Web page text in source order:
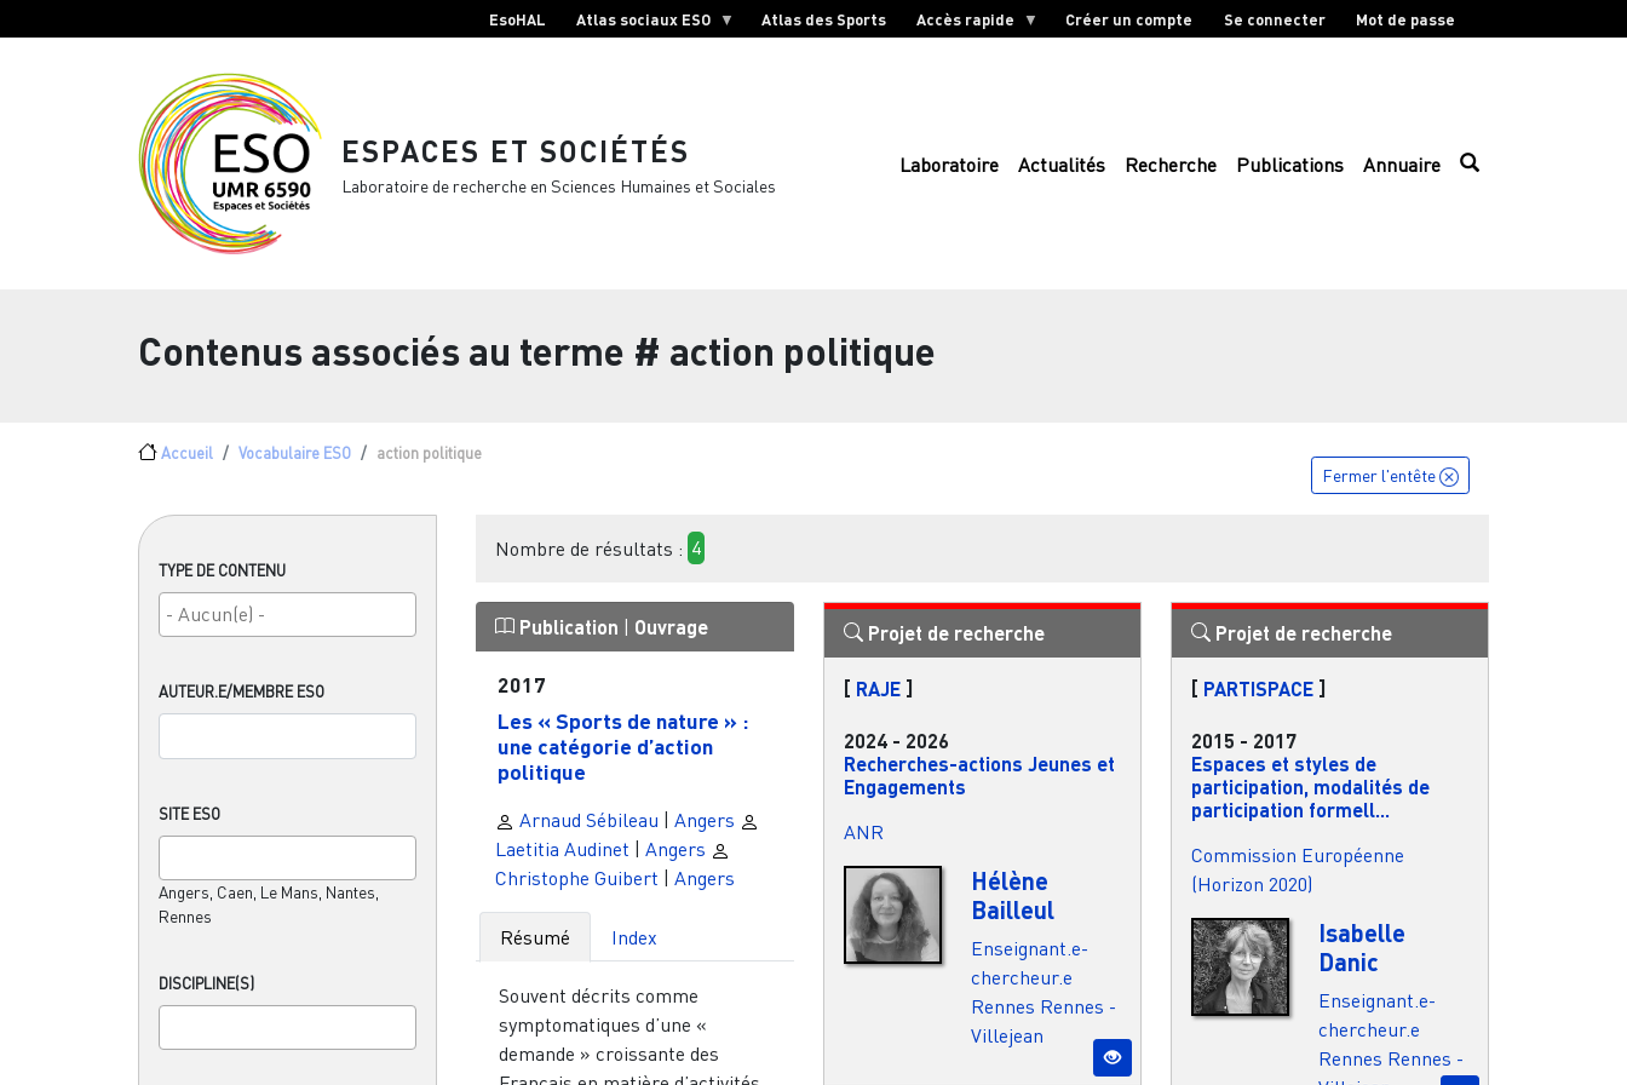
EsoHAL Atlas sociaux ESO Atlas des Sports Accès rapide Créer un compte Se connecter Mot de passe
ESPACES ET SOCIÉTÉS
Laboratoire de recherche en Sciences Humaines et Sociales
Laboratoire Actualités Recherche Publications Annuaire
Contenus associés au terme # action politique
Fil d'Ariane
Accueil Vocabulaire ESO action politique
TYPE DE CONTENU
AUTEUR.E/MEMBRE ESO
SITE ESO
Angers, Caen, Le Mans, Nantes,
Rennes
DISCIPLINE(S)
Fermer l'entête
Nombre de résultats : 4
Publication | Ouvrage
2017
Les « Sports de nature » :
une catégorie d’action
politique
Arnaud Sébileau | Angers
Laetitia Audinet | Angers
Christophe Guibert | Angers
Résumé Index
Souvent décrits comme
symptomatiques d’une «
demande » croissante des
Projet de recherche
[ RAJE]
2024 - 2026
Recherches-actions Jeunes et
Engagements
ANR
Hélène
Bailleul
Enseignant.e-
chercheur.e
Rennes Rennes -
Villejean
Projet de recherche
[ PARTISPACE]
2015 - 2017
Espaces et styles de
participation, modalités de
participation formell...
Commission Européenne
(Horizon 2020)
Isabelle
Danic
Enseignant.e-
chercheur.e
Rennes Rennes -